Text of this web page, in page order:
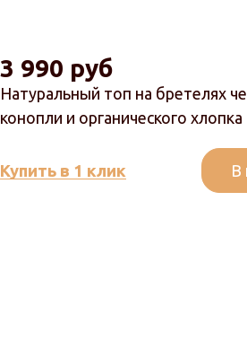
Натуральный топ на бретелях
конопли и органического хлопка
3 990 руб
Купить в 1 клик